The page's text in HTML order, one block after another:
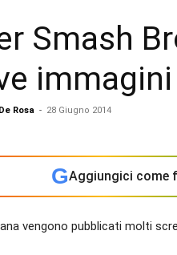
Smash
Rosa - 28 Giugno 2014
GAggiungici come
vengono pubblicati molti